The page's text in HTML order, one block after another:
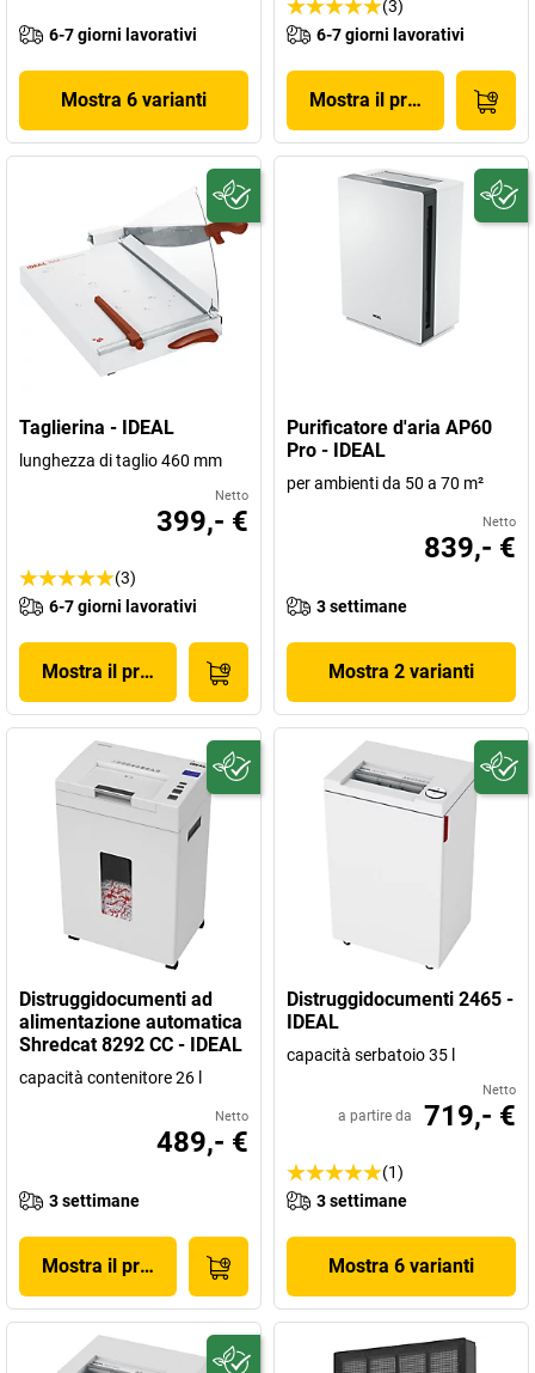
6-7 giorni lavorativi
Mostra 6 varianti
(3)
6-7 giorni lavorativi
Mostra il prodotto
Taglierina - IDEAL
lunghezza di taglio 460 mm
Netto
399,- €
(3)
6-7 giorni lavorativi
Mostra il prodotto
Purificatore d'aria AP60
Pro - IDEAL
per ambienti da 50 a 70 m²
Netto
839,- €
3 settimane
Mostra 2 varianti
Distruggidocumenti ad
alimentazione automatica
Shredcat 8292 CC - IDEAL
capacità contenitore 26 l
Netto
489,- €
3 settimane
Mostra il prodotto
Distruggidocumenti 2465 -
IDEAL
capacità serbatoio 35 l
Netto
a partire da 719,- €
(1)
3 settimane
Mostra 6 varianti